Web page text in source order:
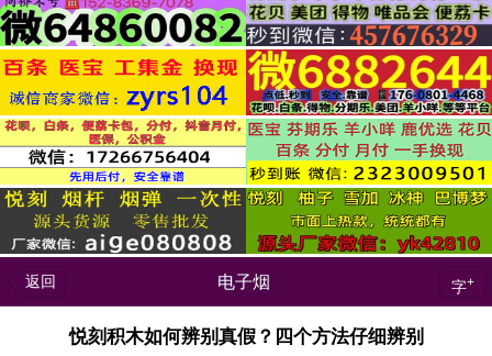
返回 电子烟 字+
悦刻积木如何辨别真假？四个方法仔细辨别